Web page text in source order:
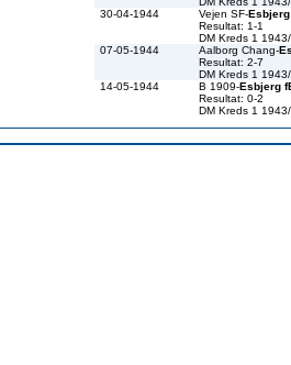
30-04-1944
Vejen SF-
Resultat: 1-1
DM Kreds 1
07-05-1944
Aalborg Chang-
Resultat: 2-7
DM Kreds 1
14-05-1944
B 1909-Esbjerg
Resultat: 0-2
DM Kreds 1